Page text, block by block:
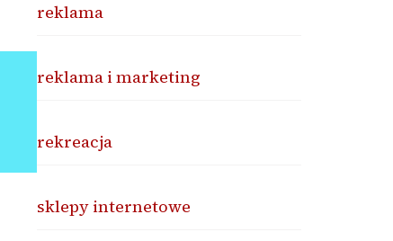
reklama
reklama i marketing
rekreacja
sklepy internetowe